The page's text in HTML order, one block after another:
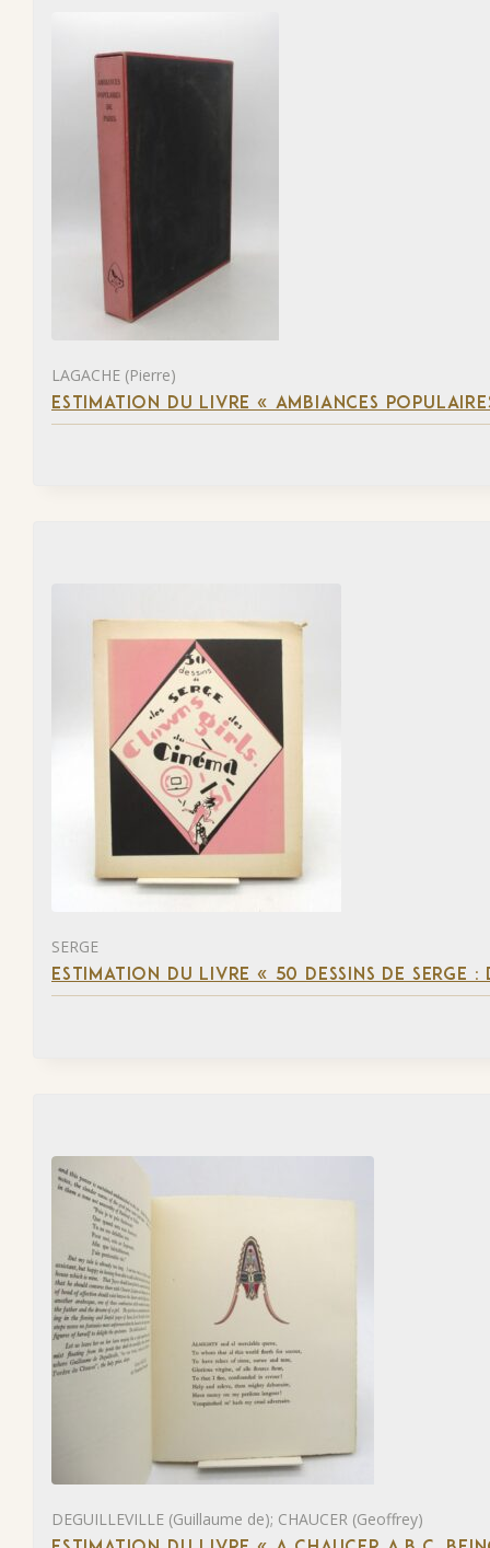
LAGACHE (Pierre)
ESTIMATION DU LIVRE « AMBIANCES
SERGE
ESTIMATION DU LIVRE « 50 DESSINS DE SERGE
DEGUILLEVILLE (Guillaume de); CHAUCER (Geoffrey)